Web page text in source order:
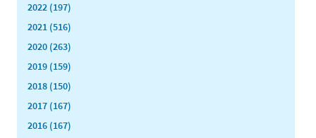
2022 (197)
2021 (516)
2020 (263)
2019 (159)
2018 (150)
2017 (167)
2016 (167)